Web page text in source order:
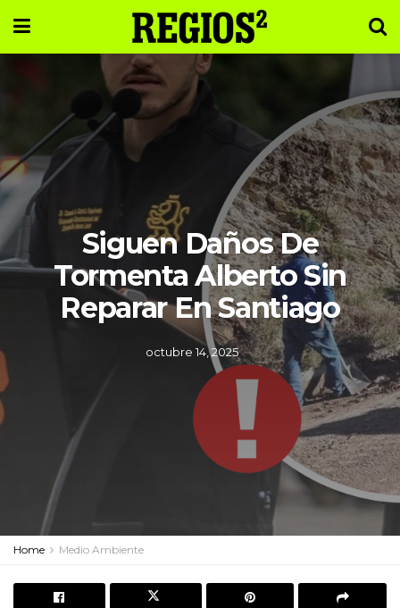
Siguen Daños De
Tormenta Alberto Sin
Reparar En Santiago
octubre 14, 2025
Home Medio Ambiente